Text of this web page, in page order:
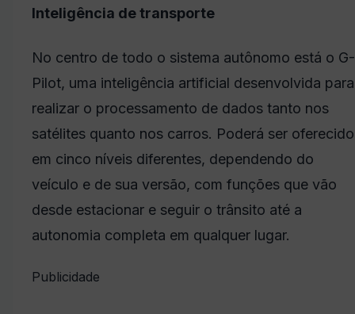
Inteligência de transporte
No centro de todo o sistema autônomo está o G-
Pilot, uma inteligência artificial desenvolvida para
realizar o processamento de dados tanto nos
satélites quanto nos carros. Poderá ser oferecido
em cinco níveis diferentes, dependendo do
veículo e de sua versão, com funções que vão
desde estacionar e seguir o trânsito até a
autonomia completa em qualquer lugar.
Publicidade